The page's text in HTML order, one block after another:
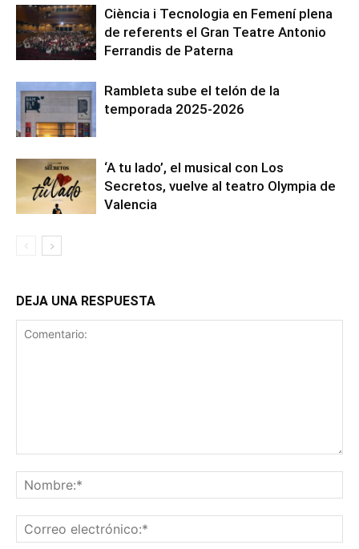
Ciència i Tecnologia en Femení plena
de referents el Gran Teatre Antonio
Ferrandis de Paterna
Rambleta sube el telón de la
temporada 2025-2026
‘A tu lado’, el musical con Los
Secretos, vuelve al teatro Olympia de
Valencia
DEJA UNA RESPUESTA